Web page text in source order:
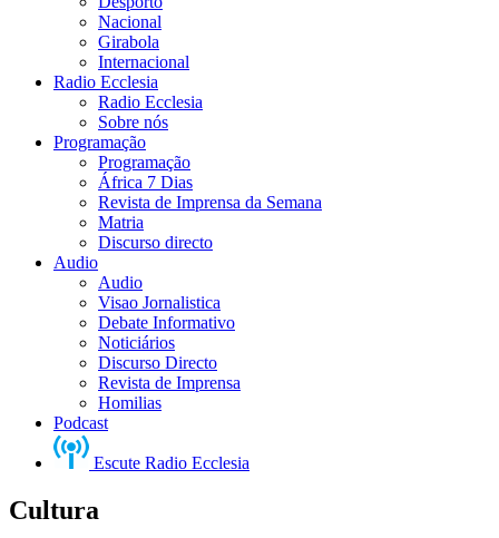
Nacional
Girabola
Internacional
Radio Ecclesia
Radio Ecclesia
Sobre nós
Programação
Programação
África 7 Dias
Revista de Imprensa da Semana
Matria
Discurso directo
Audio
Audio
Visao Jornalistica
Debate Informativo
Noticiários
Discurso Directo
Revista de Imprensa
Homilias
Podcast
Escute Radio Ecclesia
Cultura